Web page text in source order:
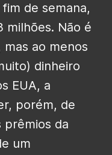
de semana,
milhões. Não é
ao menos
dinheiro
EUA, a
porém, de
prêmios da
um